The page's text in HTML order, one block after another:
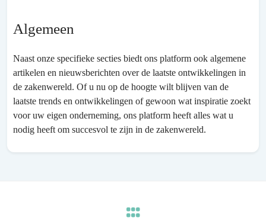
Algemeen
Naast onze specifieke secties biedt ons platform ook algemene
artikelen en nieuwsberichten over de laatste ontwikkelingen in
de zakenwereld. Of u nu op de hoogte wilt blijven van de
laatste trends en ontwikkelingen of gewoon wat inspiratie zoekt
voor uw eigen onderneming, ons platform heeft alles wat u
nodig heeft om succesvol te zijn in de zakenwereld.